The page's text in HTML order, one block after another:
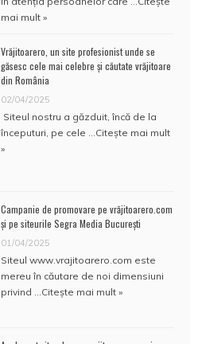
mai mult »
Vrăjitoarero, un site profesionist unde se
găsesc cele mai celebre și căutate vrăjitoare
din România
02/04/2025
Siteul nostru a găzduit, încă de la
începuturi, pe cele … Citește mai mult
»
Campanie de promovare pe vrăjitoarero.com
și pe siteurile Segra Media București
01/04/2025
Siteul www.vrajitoarero.com este
mereu în căutare de noi dimensiuni
privind … Citește mai mult »